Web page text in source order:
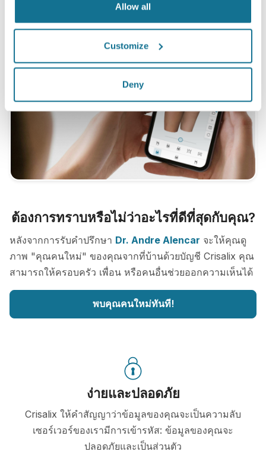
Allow all
Customize
Deny
ต้องการทราบหรือไม่ว่าอะไรที่ดีที่สุดกับคุณ?
หลังจากการรับคำปรึกษา Dr. Andre Alencar จะให้คุณดู
ภาพ "คุณคนใหม่" ของคุณจากที่บ้านด้วยบัญชี Crisalix คุณ
สามารถให้ครอบครัว เพื่อน หรือคนอื่นช่วยออกความเห็นได้
พบคุณคนใหม่ทันที!
ง่ายและปลอดภัย
Crisalix ให้คำสัญญาว่าข้อมูลของคุณจะเป็นความลับ
เซอร์เวอร์ของเรามีการเข้ารหัส: ข้อมูลของคุณจะ
ปลอดภัยและเป็นส่วนตัว